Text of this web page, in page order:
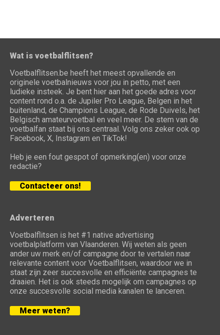
Wat is voetbalflitsen?
Voetbalflitsen.be heeft het meest opvallende en
originele voetbalnieuws voor jou in petto, met een
ludieke insteek. Je bent hier aan het goede adres voor
content rond o.a. de Jupiler Pro League, Belgen in het
buitenland, de Champions League, de Rode Duivels, het
Belgisch amateurvoetbal en veel meer. De stem van de
voetbalfan staat bij ons centraal. Volg ons zeker ook op
Facebook, X, Instagram en TikTok!
Heb je een fout gespot of opmerking(en) voor onze
redactie?
Contacteer ons!
Adverteren
Voetbalflitsen is het #1 native advertising
voetbalplatform van Vlaanderen. Wij weten als geen
ander uw merk en/of campagne door te vertalen naar
relevante content voor Voetbalflitsen, waardoor we in
staat zijn zeer succesvolle en efficiënte campagnes te
draaien. Het is ook steeds mogelijk om campagnes op
onze succesvolle social media kanalen te lanceren.
Meer weten?